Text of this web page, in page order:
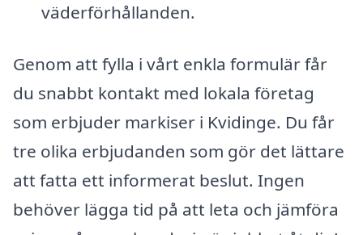
väderförhållanden.
Genom att fylla i vårt enkla formulär får
du snabbt kontakt med lokala företag
som erbjuder markiser i Kvidinge. Du får
tre olika erbjudanden som gör det lättare
att fatta ett informerat beslut. Ingen
behöver lägga tid på att leta och jämföra